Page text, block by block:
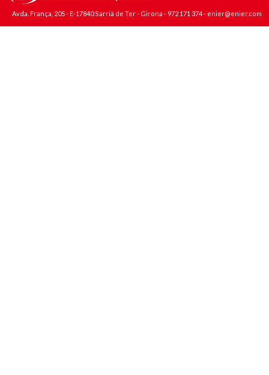
Avda. França, 205 - E-17840 Sarrià de Ter - Girona - 972 171 374- enier@enier.com